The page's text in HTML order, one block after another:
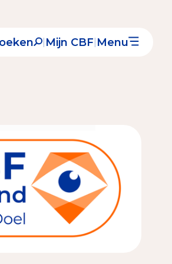
Mijn CBF Menu
Donatieplatformen